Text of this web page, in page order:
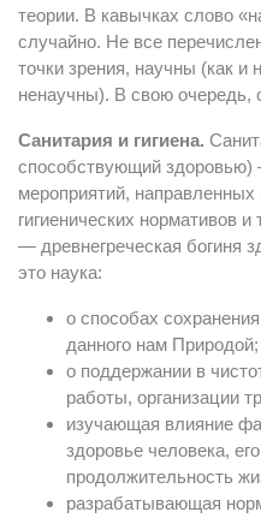
теории. В кавычках слово
случайно. Не все
точки зрения, научны (как
ненаучны). В свою очередь,
Санитария и гигиена.
способствующий здоровью)
мероприятий,
гигиенических нормативов и
— древнегреческая богиня
это наука:
о способах
данного нам Природой;
о поддержании в
работы, организации
изучающая влияние
здоровье человека,
продолжительность
разрабатывающая